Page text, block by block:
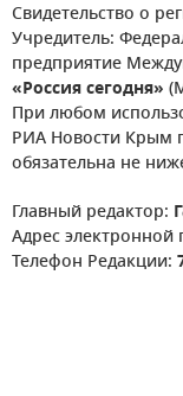
Свидетельство о
Учредитель:
предприятие
«Россия сегодня»
При любом
РИА Новости Крым
обязательна не
Главный редактор:
Адрес
Телефон Редакции: